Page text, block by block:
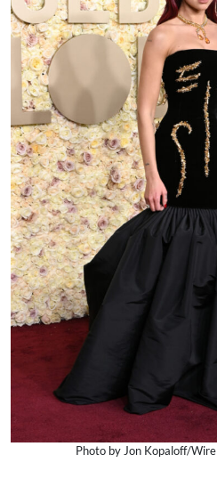
Photo by Jon Kopaloff/